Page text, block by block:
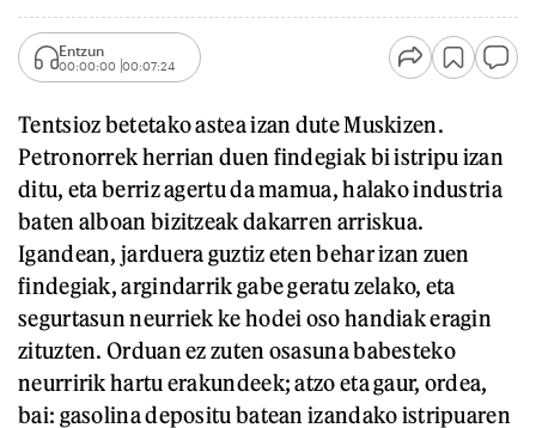
Entzun
00:00:00 00:07:24
Tentsioz betetako astea izan dute Muskizen.
Petronorrek herrian duen findegiak bi istripu izan
ditu, eta berriz agertu da mamua, halako industria
baten alboan bizitzeak dakarren arriskua.
Igandean, jarduera guztiz eten behar izan zuen
findegiak, argindarrik gabe geratu zelako, eta
segurtasun neurriek ke hodei oso handiak eragin
zituzten. Orduan ez zuten osasuna babesteko
neurririk hartu erakundeek; atzo eta gaur, ordea,
bai: gasolina depositu batean izandako istripuaren